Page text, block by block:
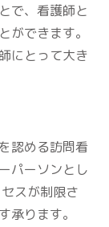
で、看護師と
ができます。
にとって大き
認める訪問看
パーソンとし
スが制限さ
承ります。